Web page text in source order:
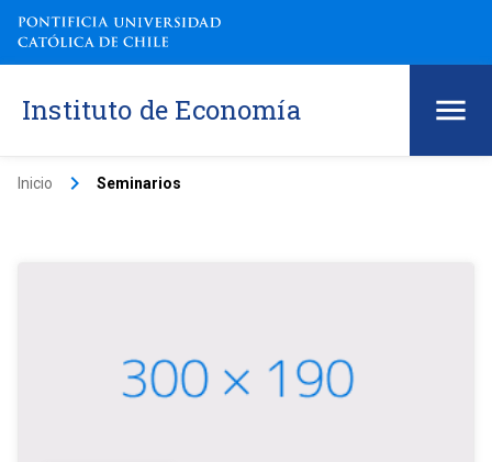
Instituto de Economía
Inicio keyboard_arrow_right Seminarios